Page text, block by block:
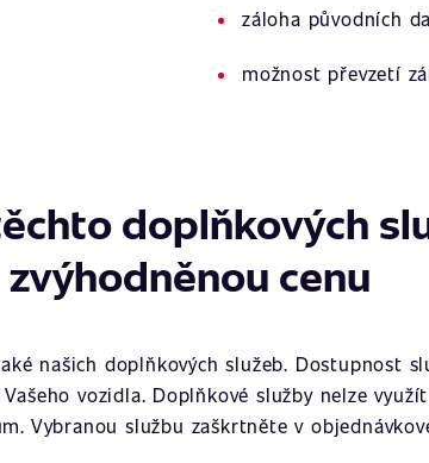
záloha původních
možnost převzetí
doplňkových
zvýhodněnou cenu
našich doplňkových služeb. Dostupnost
vozidla. Doplňkové služby nelze
Vybranou službu zaškrtněte v